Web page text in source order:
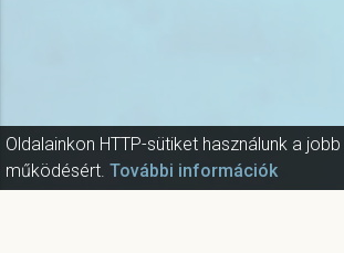
Oldalainkon HTTP-sütiket használunk a jobb
működésért. További információk